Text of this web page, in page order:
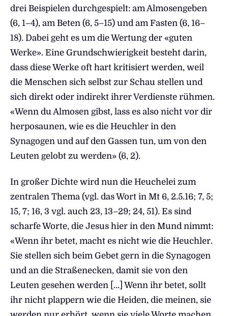
drei Beispielen durchgespielt: am Almosengeben
(6, 1–4), am Beten (6, 5–15) und am Fasten (6, 16–
18). Dabei geht es um die Wertung der «guten
Werke». Eine Grundschwierigkeit besteht darin,
dass diese Werke oft hart kritisiert werden, weil
die Menschen sich selbst zur Schau stellen und
sich direkt oder indirekt ihrer Verdienste rühmen.
«Wenn du Almosen gibst, lass es also nicht vor dir
herposaunen, wie es die Heuchler in den
Synagogen und auf den Gassen tun, um von den
Leuten gelobt zu werden» (6, 2).
In großer Dichte wird nun die Heuchelei zum
zentralen Thema (vgl. das Wort in Mt 6, 2.5.16; 7, 5;
15, 7; 16, 3 vgl. auch 23, 13–29; 24, 51). Es sind
scharfe Worte, die Jesus hier in den Mund nimmt:
«Wenn ihr betet, macht es nicht wie die Heuchler.
Sie stellen sich beim Gebet gern in die Synagogen
und an die Straßenecken, damit sie von den
Leuten gesehen werden […] Wenn ihr betet, sollt
ihr nicht plappern wie die Heiden, die meinen, sie